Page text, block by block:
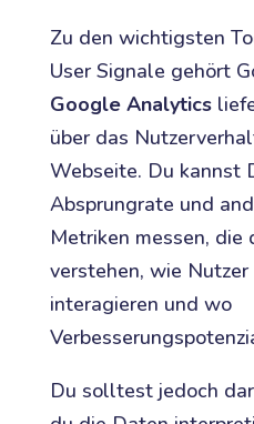
Zu den wichtigsten
User Signale gehört
Google Analytics
über das
Webseite. Du kannst
Absprungrate und
Metriken messen, die
verstehen, wie
interagieren und wo
Du solltest jedoch